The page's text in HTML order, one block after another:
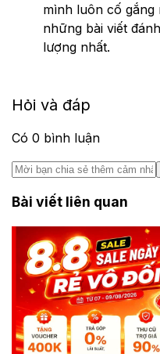
mình luôn cố gắng
những bài viết
lượng nhất.
Hỏi và đáp
Có 0 bình luận
Bài viết liên quan